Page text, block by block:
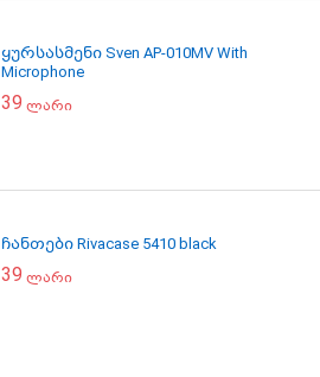
ყურსასმენი Sven AP-010MV With
Microphone
39 ლარი
ჩანთები Rivacase 5410 black
39 ლარი